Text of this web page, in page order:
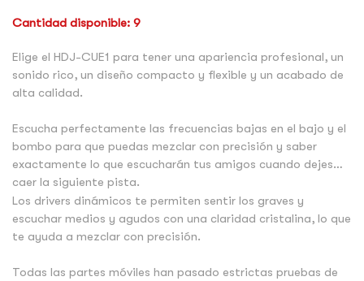
Cantidad disponible: 9
Elige el HDJ-CUE1 para tener una apariencia profesional, un
sonido rico, un diseño compacto y flexible y un acabado de
alta calidad.
Escucha perfectamente las frecuencias bajas en el bajo y el
bombo para que puedas mezclar con precisión y saber
exactamente lo que escucharán tus amigos cuando dejes
caer la siguiente pista.
Los drivers dinámicos te permiten sentir los graves y
escuchar medios y agudos con una claridad cristalina, lo que
te ayuda a mezclar con precisión.
Todas las partes móviles han pasado estrictas pruebas de